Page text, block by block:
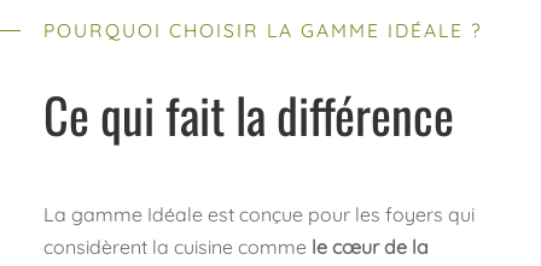
POURQUOI CHOISIR LA GAMME IDÉALE ?
Ce qui fait la différence
La gamme Idéale est conçue pour les foyers qui
considèrent la cuisine comme le cœur de la